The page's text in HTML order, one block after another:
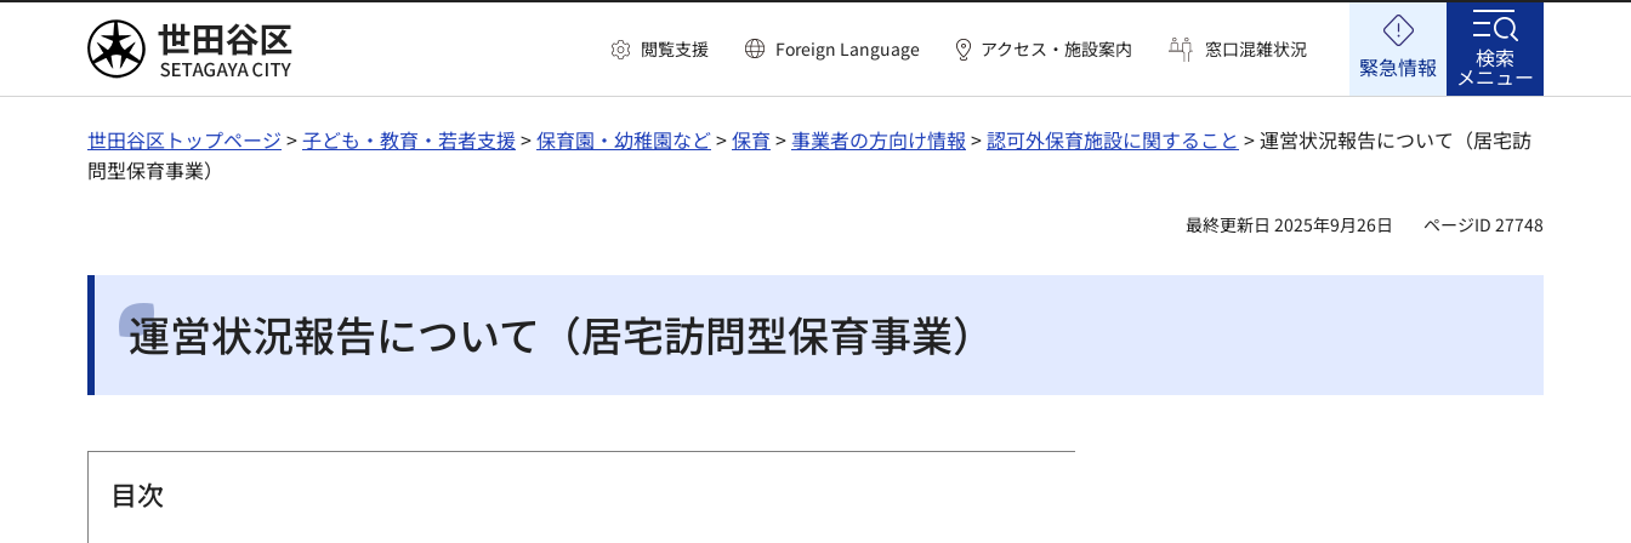
世田谷区 閲覧支援 Foreign Language アクセス・施設案内 窓口混雑状況
緊急情報 検索
メニュー
世田谷区トップページ >子ども・教育・若者支援>保育園・幼稚園など>保育 >事業者の方向け情報 >認可外保育施設に関すること > 運営状況報告について（居宅訪
問型保育事業）
最終更新日 2025年9月26日 ページID 27748
運営状況報告について（居宅訪問型保育事業）
目次